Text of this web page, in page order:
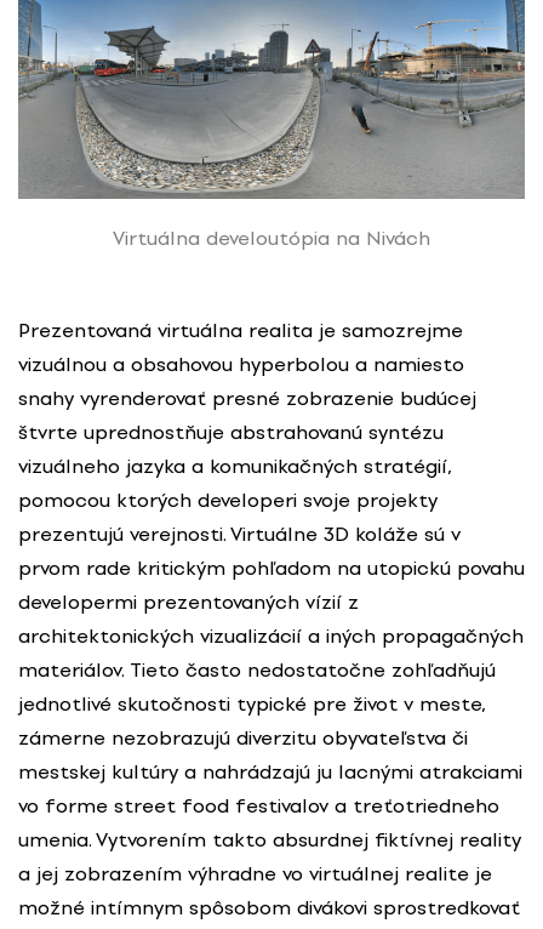
Virtuálna develoutópia na Nivách
Prezentovaná virtuálna realita je samozrejme
vizuálnou a obsahovou hyperbolou a namiesto
snahy vyrenderovať presné zobrazenie budúcej
štvrte uprednostňuje abstrahovanú syntézu
vizuálneho jazyka a komunikačných stratégií,
pomocou ktorých developeri svoje projekty
prezentujú verejnosti. Virtuálne 3D koláže sú v
prvom rade kritickým pohľadom na utopickú povahu
developermi prezentovaných vízií z
architektonických vizualizácií a iných propagačných
materiálov. Tieto často nedostatočne zohľadňujú
jednotlivé skutočnosti typické pre život v meste,
zámerne nezobrazujú diverzitu obyvateľstva či
mestskej kultúry a nahrádzajú ju lacnými atrakciami
vo forme street food festivalov a treťotriedneho
umenia. Vytvorením takto absurdnej fiktívnej reality
a jej zobrazením výhradne vo virtuálnej realite je
možné intímnym spôsobom divákovi sprostredkovať